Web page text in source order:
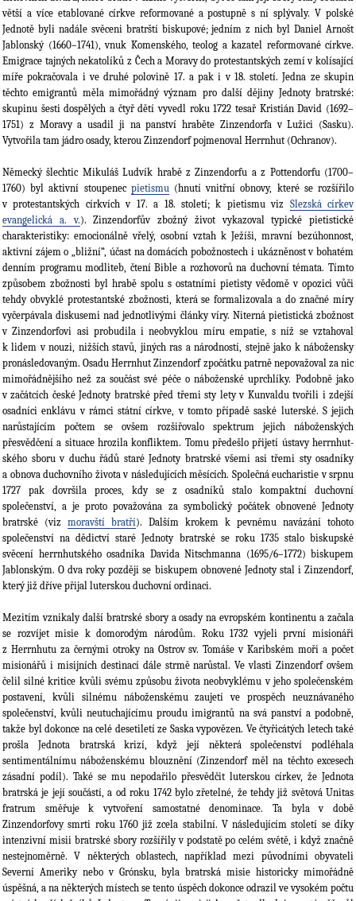
větší a více etablované církve reformované a postupně s ní splývaly. V polské
Jednotě byli nadále svěceni bratrští biskupo­vé; jedním z nich byl Daniel Arnošt
Jablonský (1660–1741), vnuk Komenského, teolog a kaza­tel reformované církve.
Emigrace tajných nekatolíků z Čech a Moravy do protestantských zemí v kolísající
míře po­kra­čovala i ve druhé polovině 17. a pak i v 18. století. Jedna ze skupin
těchto emigrantů měla mimořádný význam pro další dějiny Jednoty bratrské:
skupinu šesti dospělých a čtyř dětí vy­vedl roku 1722 tesař Kristián David (1692–
1751) z Moravy a usadil ji na panství hraběte Zin­zendorfa v Lužici (Sasku).
Vytvořila tam jádro osady, kterou Zinzendorf pojme­noval Herrnhut (Ochranov).
Německý šlechtic Mikuláš Ludvík hrabě z Zinzendorfu a z Pottendorfu (1700–
1760) byl aktivní stoupenec pietismu(hnutí vnitřní obnovy, které se rozšířilo
v protestantských církvích v 17. a 18. století; k pietismu viz Slezská církev
evangelická a. v.). Zinzendorfův zbožný život vykazoval typické pietistické
charakteristiky: emocionálně vře­lý, osobní vztah k Ježíši, mravní bezúhonnost,
aktivní zájem o „bližní“, účast na domácích po­božnostech i ukázněnost v bohatém
denním programu modli­teb, čtení Bible a rozhovorů na duchovní témata. Tímto
způsobem zbožnosti byl hrabě spolu s ostatními pietisty vědo­mě v opo­zici vůči
tehdy obvyklé protestantské zbožnosti, která se formalizovala a do značné míry
vyčerpávala diskusemi nad jednotlivými články víry. Niterná pietistická zbožnost
v Zinzendorfovi asi pro­budila i neobvyklou míru empatie, s níž se vztahoval
k lidem v nouzi, nižších stavů, jiných ras a národností, stejně jako k nábožensky
pronásledovaným. Osadu Herrnhut Zinzendorf zpočátku patrně nepovažoval za nic
mimořádnějšího než za sou­část své péče o náboženské uprchlíky. Podobně jako
v začátcích české Jednoty bratrské před třemi sty lety v Kunvaldu tvořili i zdejší
osadníci enklávu v rámci státní církve, v tomto přípa­dě saské luterské. S jejich
narůstajícím počtem se ovšem rozšiřovalo spektrum jejich nábo­ženských
přesvědčení a situace hrozila konfliktem. Tomu předešlo přijetí ústavy herrnhut­
ského sboru v duchu řádů staré Jednoty bratrské všemi asi třemi sty osadníky
a obnova duchovního života v následujících měsících. Společná eucharistie v srpnu
1727 pak dovršila proces, kdy se z osadníků stalo kompaktní duchovní
společenství, a je proto považována za symbolický počátek obnovené Jednoty
bratrské (viz moravští bratří). Dalším krokem k pevnému navázání toho­to
společenství na dědictví staré Jednoty bratrské se roku 1735 stalo biskupské
svěcení herrnhutského osadníka Davida Nitschmanna (1695/6–1772) biskupem
Jablonským. O dva roky později se biskupem obnovené Jednoty stal i Zinzendorf,
který již dříve přijal luter­skou duchovní ordinaci.
Mezitím vznikaly další bratrské sbory a osady na evropském kontinentu a začala
se rozvíjet misie k domorodým národům. Roku 1732 vyjeli první misionáři
z Herrnhutu za černými otroky na Ostrov sv. Tomáše v Karibském moři a počet
misionářů i misijních destinací dále strmě narůstal. Ve vlasti Zinzendorf ovšem
čelil silné kritice kvůli svému způsobu života neobvyklé­mu v jeho společen­ském
postavení, kvůli silnému náboženskému zaujetí ve prospěch ne­uznávaného
společen­ství, kvůli neutuchajícímu proudu imigrantů na svá panství a podobně,
takže byl dokonce na celé desetiletí ze Saska vypovězen. Ve čtyřicátých letech také
prošla Jednota bratrská krizí, když její ně­která společenství podléhala
sentimentálnímu náboženskému blouznění (Zinzendorf měl na těchto excesech
zásadní podíl). Také se mu nepodařilo přesvědčit luterskou církev, že Jednota
bratrská je její součástí, a od roku 1742 bylo zřetelné, že tehdy již světová Unitas
fratrum směřuje k vytvoření samostatné denominace. Ta byla v době
Zinzendorfovy smrti roku 1760 již zcela stabilní. V následujícím století se díky
intenzivní misii bratrské sbory rozšířily v podstatě po celém světě, i když značně
nestejno­měrně. V některých oblastech, například mezi původními obyvateli
Severní Ameriky nebo v Grónsku, byla bratrská misie historicky mimořádně
úspěšná, a na některých místech se tento úspěch dokonce odrazil ve vysokém počtu